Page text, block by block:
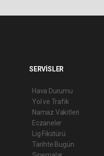
SERVİSLER
Hava Durumu
Yol ve Trafik
Namaz Vakitleri
Eczaneler
Lig Fikstürü
Tarihte Bugün